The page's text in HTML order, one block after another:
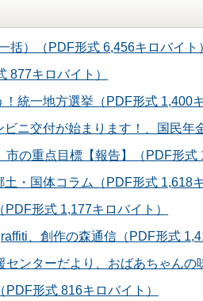
括）（PDF形式 6,456キロバイト
キロバイト）
統一地方選挙（PDF形式 1,400キ
ニ交付が始まります！、国民年
の重点目標【報告】（PDF形式
・国体コラム（PDF形式 1,618キ
形式 1,177キロバイト）
、創作の森通信（PDF形式
ンターだより、おばあちゃんの
形式 816キロバイト）